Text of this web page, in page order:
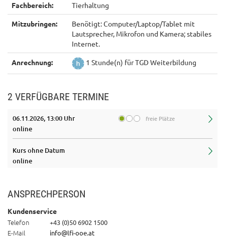
Fachbereich: Tierhaltung
Mitzubringen:
Benötigt: Computer/Laptop/Tablet mit
Lautsprecher, Mikrofon und Kamera; stabiles
Internet.
Anrechnung: 1 Stunde(n) für TGD Weiterbildung
2 VERFÜGBARE TERMINE
06.11.2026, 13:00 Uhr freie Plätze
online
Kurs ohne Datum
online
ANSPRECHPERSON
Kundenservice
Telefon +43 (0)50 6902 1500
E-Mail info@lfi-ooe.at